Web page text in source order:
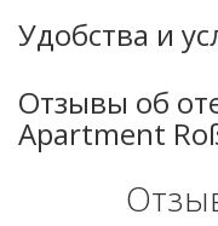
Удобства и
Отзывы об
Apartment